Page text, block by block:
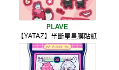
PLAVE
【YATAZ】半斷星星膜貼紙